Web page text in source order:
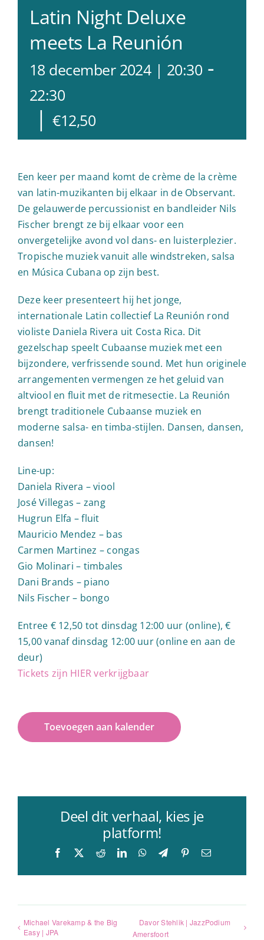
Latin Night Deluxe
meets La Reunión
18 december 2024 | 20:30 -
22:30
| €12,50
Een keer per maand komt de crème de la crème
van latin-muzikanten bij elkaar in de Observant.
De gelauwerde percussionist en bandleider Nils
Fischer brengt ze bij elkaar voor een
onvergetelijke avond vol dans- en luisterplezier.
Tropische muziek vanuit alle windstreken, salsa
en Música Cubana op zijn best.
Deze keer presenteert hij het jonge,
internationale Latin collectief La Reunión rond
violiste Daniela Rivera uit Costa Rica. Dit
gezelschap speelt Cubaanse muziek met een
bijzondere, verfrissende sound. Met hun originele
arrangementen vermengen ze het geluid van
altviool en fluit met de ritmesectie. La Reunión
brengt traditionele Cubaanse muziek en
moderne salsa- en timba-stijlen. Dansen, dansen,
dansen!
Line-up:
Daniela Rivera – viool
José Villegas – zang
Hugrun Elfa – fluit
Mauricio Mendez – bas
Carmen Martinez – congas
Gio Molinari – timbales
Dani Brands – piano
Nils Fischer – bongo
Entree € 12,50 tot dinsdag 12:00 uur (online), €
15,00 vanaf dinsdag 12:00 uur (online en aan de
deur)
Tickets zijn HIER verkrijgbaar
Toevoegen aan kalender
Deel dit verhaal, kies je
platform!
Facebook RedditLinkedInWhatsApp
TelegramPinterest
E-
Michael Varekamp & the Big
Easy | JPA
⁠Davor Stehlik | JazzPodium
Amersfoort